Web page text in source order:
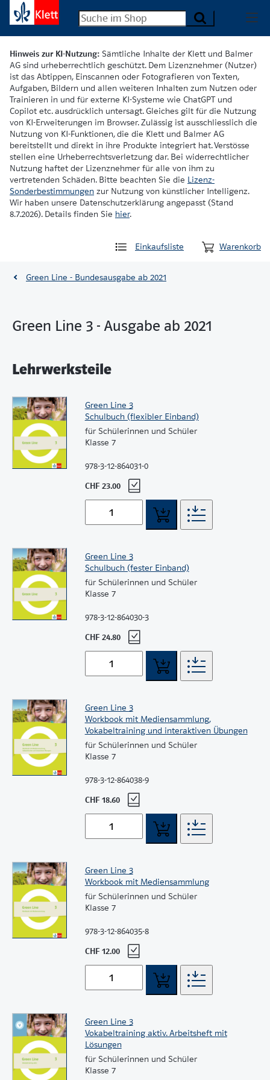
Hinweis zur KI-Nutzung: Sämtliche Inhalte der Klett und Balmer
AG sind urheberrechtlich geschützt. Dem Lizenznehmer (Nutzer)
ist das Abtippen, Einscannen oder Fotografieren von Texten,
Aufgaben, Bildern und allen weiteren Inhalten zum Nutzen oder
Trainieren in und für externe KI-Systeme wie ChatGPT und
Copilot etc. ausdrücklich untersagt. Gleiches gilt für die Nutzung
von KI-Erweiterungen im Browser. Zulässig ist ausschliesslich die
Nutzung von KI-Funktionen, die die Klett und Balmer AG
bereitstellt und direkt in ihre Produkte integriert hat. Verstösse
stellen eine Urheberrechtsverletzung dar. Bei widerrechtlicher
Nutzung haftet der Lizenznehmer für alle von ihm zu
vertretenden Schäden. Bitte beachten Sie die Lizenz-
Sonderbestimmungen zur Nutzung von künstlicher Intelligenz.
Wir haben unsere Datenschutzerklärung angepasst (Stand
8.7.2026). Details finden Sie hier.
Einkaufsliste Warenkorb
Green Line - Bundesausgabe ab 2021
Green Line 3 - Ausgabe ab 2021
Lehrwerksteile
Green Line 3
Schulbuch (flexibler Einband)
für Schülerinnen und Schüler
Klasse 7
978-3-12-864031-0
CHF 23.00
Green Line 3
Schulbuch (fester Einband)
für Schülerinnen und Schüler
Klasse 7
978-3-12-864030-3
CHF 24.80
Green Line 3
Workbook mit Mediensammlung,
Vokabeltraining und interaktiven Übungen
für Schülerinnen und Schüler
Klasse 7
978-3-12-864038-9
CHF 18.60
Green Line 3
Workbook mit Mediensammlung
für Schülerinnen und Schüler
Klasse 7
978-3-12-864035-8
CHF 12.00
Green Line 3
Vokabeltraining aktiv. Arbeitsheft mit
Lösungen
für Schülerinnen und Schüler
Klasse 7